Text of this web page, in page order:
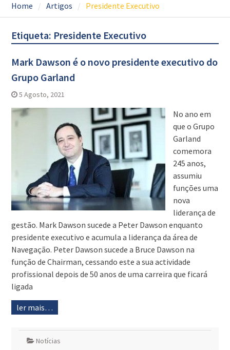
Home Artigos Presidente Executivo
Etiqueta: Presidente Executivo
Mark Dawson é o novo presidente executivo do
Grupo Garland
5 Agosto, 2021
No ano em
que o Grupo
Garland
comemora
245 anos,
assumiu
funções uma
nova
liderança de
gestão. Mark Dawson sucede a Peter Dawson enquanto
presidente executivo e acumula a liderança da área de
Navegação. Peter Dawson sucede a Bruce Dawson na
função de Chairman, cessando este a sua actividade
profissional depois de 50 anos de uma carreira que ficará
ligada
ler mais…
Notícias